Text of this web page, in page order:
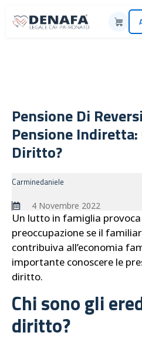
Pensione Di
Pensione Indiretta:
Diritto?
Carminedaniele
4 Novembre 2022
Un lutto in famiglia
preoccupazione se il
contribuiva all’economia
importante conoscere le
diritto.
Chi sono gli
diritto?